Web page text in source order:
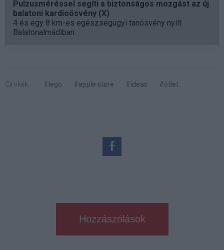
Pulzusméréssel segíti a biztonságos mozgást az új
balatoni kardioösvény (X)
4 és egy 8 km-es egészségügyi tanösvény nyílt
Balatonalmádiban.
Címkék: #lego #apple store #ideas #ötlet
Hozzászólások